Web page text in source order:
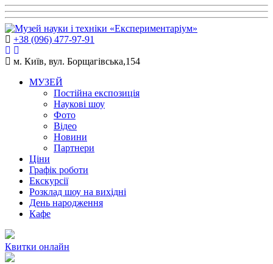
+38 (096) 477-97-91
м. Київ, вул. Борщагівська,154
МУЗЕЙ
Постійна експозиція
Наукові шоу
Фото
Відео
Новини
Партнери
Ціни
Графік роботи
Екскурсії
Розклад шоу на вихідні
День народження
Кафе
Квитки онлайн